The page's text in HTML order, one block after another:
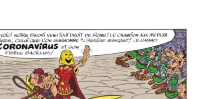
cap
amunt/cap
avall
per
a